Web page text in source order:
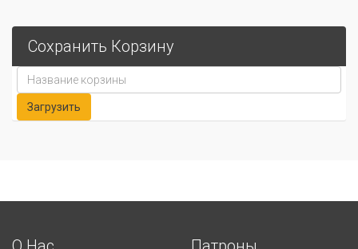
Сохранить Корзину